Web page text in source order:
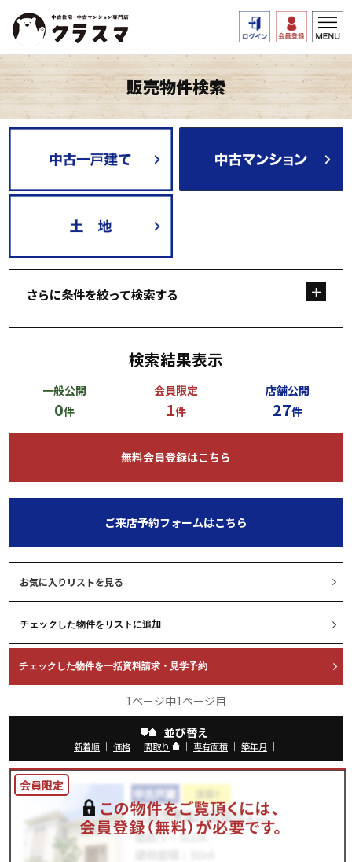
販売物件検索
さらに条件を絞って検索する
検索結果表示
一般公開
0件
会員限定
1件
店舗公開
27件
無料会員登録はこちら
ご来店予約フォームはこちら
お気に入りリストを見る
1ページ中1ページ目
並び替え
新着順 ｜ 価格 ｜ 間取り ｜ 専有面積 ｜ 築年月 ｜